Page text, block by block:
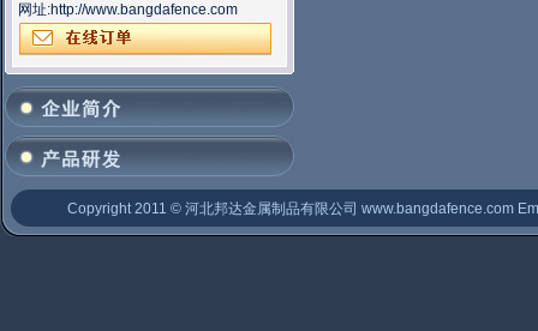
网址:http://www.bangdafence.com
Copyright 2011 © 河北邦达金属制品有限公司 www.bangdafence.com